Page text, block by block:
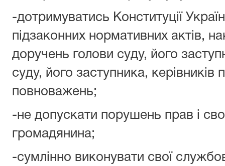
-дотримуватись Конституції
підзаконних нормативних актів,
доручень голови суду, його
суду, його заступника, керівників
повноважень;
-не допускати порушень прав і
громадянина;
-сумлінно виконувати свої